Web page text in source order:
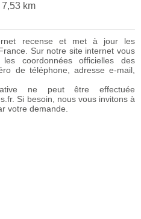
7,53 km
recense et met à jour les
Sur notre site internet vous
coordonnées officielles des
de téléphone, adresse e-mail,
ne peut être effectuée
Si besoin, nous vous invitons à
votre demande.